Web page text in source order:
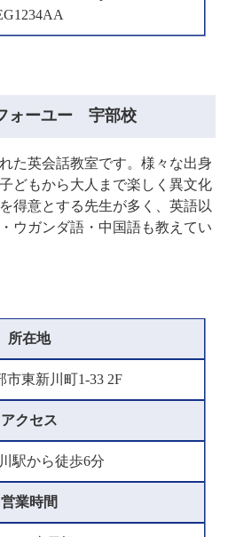
ォーユー 宇部校
た英会話教室です。様々な出身
どもから大人まで楽しく異文化
得意とする先生が多く、英語以
ウガンダ語・中国語も教えてい
所在地
市東新川町1-33 2F
アクセス
駅から徒歩6分
営業時間